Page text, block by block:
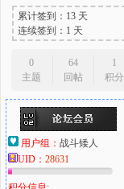
累计签到：13 天
连续签到：1 天
0
主题
64
回帖
1
积分
用户组： 战斗矮人
UID： 28631